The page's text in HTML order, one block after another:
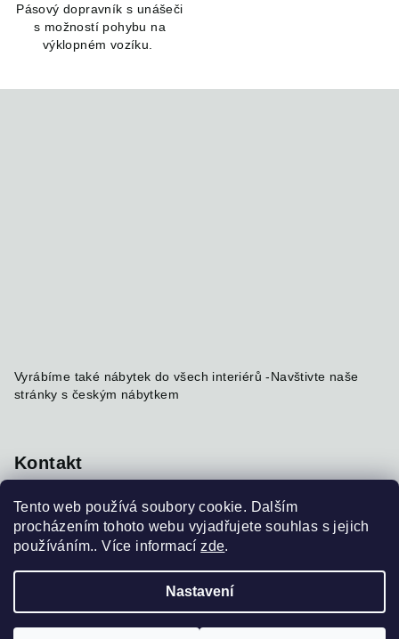
Tento web používá soubory cookie. Dalším
procházením tohoto webu vyjadřujete souhlas s jejich
používáním.. Více informacízde.
Nastavení
Pásový dopravník s unášeči
s možností pohybu na
výklopném vozíku.
Vyrábíme také nábytek do všech interiérů -Navštivte naše
stránky s českým nábytkem
Kontakt
info@nabytekmorava.cz
+420 731 184 215
Upravit nastavení cookies